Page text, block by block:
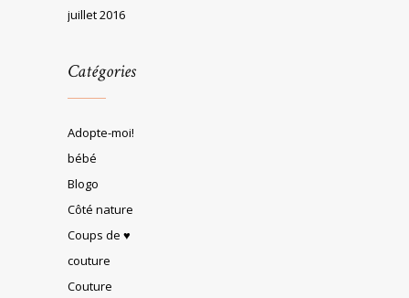
juillet 2016
Catégories
Adopte-moi!
bébé
Blogo
Côté nature
Coups de ♥
couture
Couture